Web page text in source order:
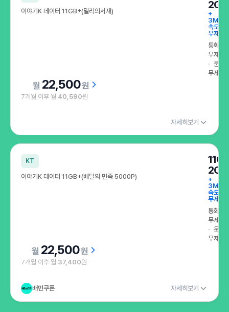
이야기K 데이터 11GB+(밀리의서재)
2GB
+
속도
무제한
통화
무제한
문자
무제한
22,500원
7개월 이후 월 40,590원
자세히보기
KT
이야기K 데이터 11GB+(배달의 민족 5000P)
2GB
+
속도
무제한
통화
무제한
문자
무제한
22,500원
7개월 이후 월 37,400원
배민쿠폰 자세히보기